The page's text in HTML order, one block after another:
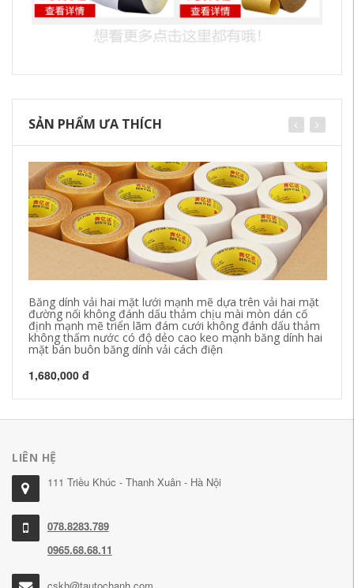
SẢN PHẨM ƯA THÍCH
Băng dính vải hai mặt lưới mạnh mẽ dựa trên vải hai mặt
đường nối không đánh dấu thảm chịu mài mòn dán cố
định mạnh mẽ triển lãm đám cưới không đánh dấu thảm
không thấm nước có độ dẻo cao keo mạnh băng dính hai
mặt bán buôn băng dính vải cách điện
1,680,000 đ
LIÊN HỆ
111 Triều Khúc - Thanh Xuân - Hà Nội
078.8283.789
0965.68.68.11
cskh@tautochanh.com